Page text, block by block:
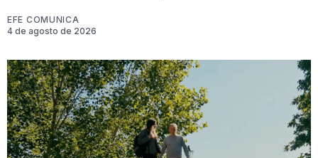
EFE COMUNICA
4 de agosto de 2026